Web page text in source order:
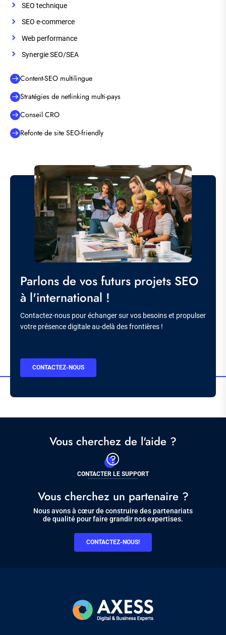
SEO technique
SEO e-commerce
Web performance
Synergie SEO/SEA
Content-SEO multilingue
Stratégies de netlinking multi-pays
Conseil CRO
Refonte de site SEO-friendly
Image
Titre
Parlons de vos futurs projets SEO
à l'international !
Description
Contactez-nous pour échanger sur vos besoins et propulser
votre présence digitale au-delà des frontières !
BOUTON
CONTACTEZ-NOUS
Vous cherchez de l'aide ?
CONTACTER LE SUPPORT
Vous cherchez un partenaire ?
Nous avons à cœur de construire des partenariats
de qualité pour faire grandir nos expertises.
CONTACTEZ-NOUS!